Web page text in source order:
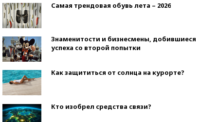
Самая трендовая обувь лета – 2026
Знаменитости и бизнесмены, добившиеся
успеха со второй попытки
Как защититься от солнца на курорте?
Кто изобрел средства связи?